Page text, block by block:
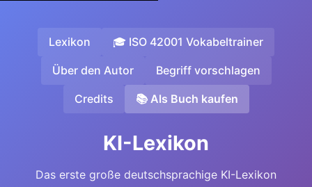
Lexikon 🎓 ISO 42001 Vokabeltrainer
Über den Autor Begriff vorschlagen
Credits 📚 Als Buch kaufen
KI-Lexikon
Das erste große deutschsprachige KI-Lexikon